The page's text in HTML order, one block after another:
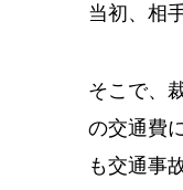
当初、相
そこで、
の交通費
も交通事